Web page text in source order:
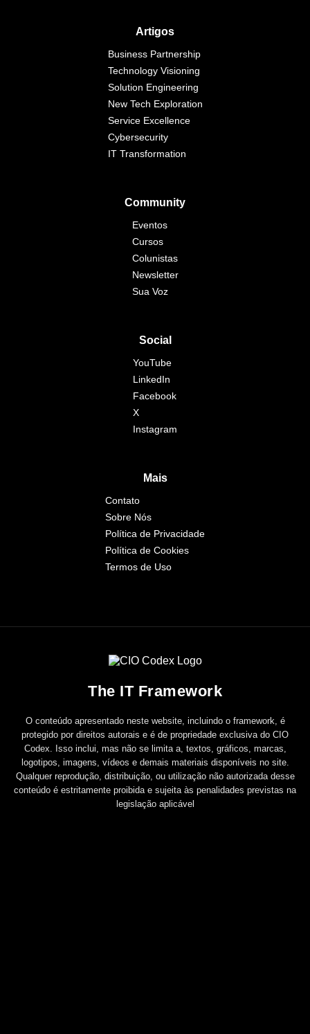
Artigos
Business Partnership
Technology Visioning
Solution Engineering
New Tech Exploration
Service Excellence
Cybersecurity
IT Transformation
Community
Eventos
Cursos
Colunistas
Newsletter
Sua Voz
Social
YouTube
LinkedIn
Facebook
X
Instagram
Mais
Contato
Sobre Nós
Política de Privacidade
Política de Cookies
Termos de Uso
The IT Framework
O conteúdo apresentado neste website, incluindo o framework, é
protegido por direitos autorais e é de propriedade exclusiva do CIO
Codex. Isso inclui, mas não se limita a, textos, gráficos, marcas,
logotipos, imagens, vídeos e demais materiais disponíveis no site.
Qualquer reprodução, distribuição, ou utilização não autorizada desse
conteúdo é estritamente proibida e sujeita às penalidades previstas na
legislação aplicável